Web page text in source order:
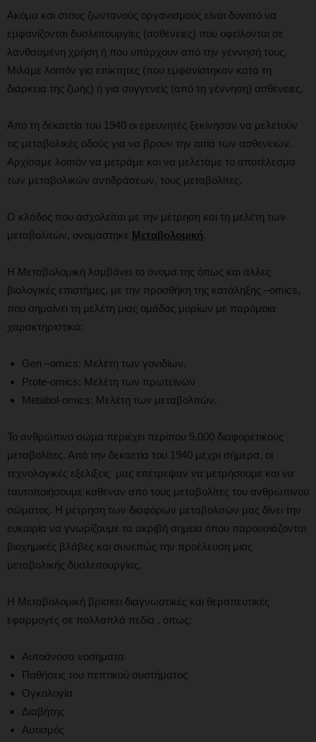
Ακόμα και στους ζωντανούς οργανισμούς είναι δυνατό να
εμφανίζονται δυσλειτουργίες (ασθένειες) που οφείλονται σε
λανθασμένη χρήση ή που υπάρχουν από την γέννησή τους.
Μιλάμε λοιπόν για επίκτητες (που εμφανίστηκαν κατά τη
διάρκεια της ζωής) ή για συγγενείς (από τη γέννηση) ασθένειες.
Από τη δεκαετία του 1940 οι ερευνητές ξεκίνησαν να μελετούν
τις μεταβολικές οδούς για να βρουν την αιτία των ασθενειών.
Αρχίσαμε λοιπόν να μετράμε και να μελετάμε το αποτέλεσμα
των μεταβολικών αντιδράσεων, τους μεταβολίτες.
Ο κλάδος που ασχολείται με την μέτρηση και τη μελέτη των
μεταβολιτών, ονομάστηκε Μεταβολομική.
Η Μεταβολομική λαμβάνει το όνομά της όπως και άλλες
βιολογικές επιστήμες, με την προσθήκη της κατάληξης –omics,
που σημαίνει τη μελέτη μιας ομάδας μορίων με παρόμοια
χαρακτηριστικά:
Gen –omics: Μελέτη των γονιδίων.
Prote-omics: Μελέτη των πρωτεϊνών
Metabol-omics: Μελέτη των μεταβολιτών.
Το ανθρώπινο σώμα περιέχει περίπου 5.000 διαφορετικούς
μεταβολίτες. Από την δεκαετία του 1940 μέχρι σήμερα, οι
τεχνολογικές εξελίξεις μας επέτρεψαν να μετρήσουμε και να
ταυτοποιήσουμε καθέναν από τους μεταβολίτες του ανθρώπινου
σώματος. Η μέτρηση των διαφόρων μεταβολιτών μας δίνει την
ευκαιρία να γνωρίζουμε τα ακριβή σημεία όπου παρουσιάζονται
βιοχημικές βλάβες και συνεπώς την προέλευση μιας
μεταβολικής δυσλειτουργίας.
Η Μεταβολομική βρίσκει διαγνωστικές και θεραπευτικές
εφαρμογές σε πολλαπλά πεδία , όπως:
Αυτοάνοσα νοσήματα
Παθήσεις του πεπτικού συστήματος
Ογκολογία
Διαβήτης
Αυτισμός